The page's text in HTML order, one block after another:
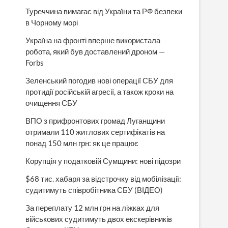
Туреччина вимагає від України та РФ безпеки
в Чорному морі
Україна на фронті вперше використала
робота, який був доставлений дроном —
Forbs
Зеленський погодив нові операції СБУ для
протидії російській агресії, а також кроки на
очищення СБУ
ВПО з прифронтових громад Луганщини
отримали 110 житлових сертифікатів на
понад 150 млн грн: як це працює
Корупція у податковій Сумщини: нові підозри
$68 тис. хабаря за відстрочку від мобілізації:
судитимуть співробітника СБУ (ВІДЕО)
За переплату 12 млн грн на ліжках для
військових судитимуть двох екскерівників